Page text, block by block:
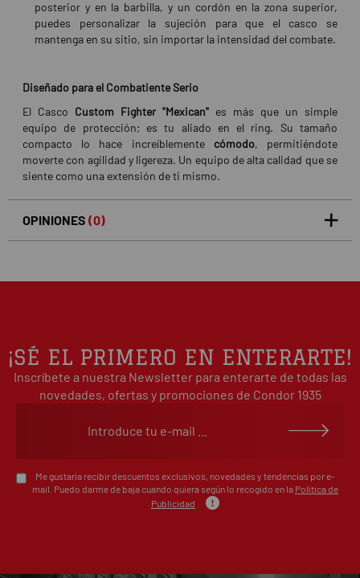
posterior y en la barbilla, y un cordón en la zona superior,
puedes personalizar la sujeción para que el casco se
mantenga en su sitio, sin importar la intensidad del combate.
Diseñado para el Combatiente Serio
El Casco Custom Fighter "Mexican" es más que un simple
equipo de protección; es tu aliado en el ring. Su tamaño
compacto lo hace increíblemente cómodo, permitiéndote
moverte con agilidad y ligereza. Un equipo de alta calidad que se
siente como una extensión de ti mismo.
OPINIONES (0)
5
4
0%
estrellas
0%
1
estrellas 0%
¡SÉ EL PRIMERO EN ENTERARTE!
Inscríbete a nuestra Newsletter para enterarte de todas las
novedades, ofertas y promociones de Condor 1935
Me gustaría recibir descuentos exclusivos, novedades y tendencias por e-
mail. Puedo darme de baja cuando quiera según lo recogido en la Política de
Publicidad